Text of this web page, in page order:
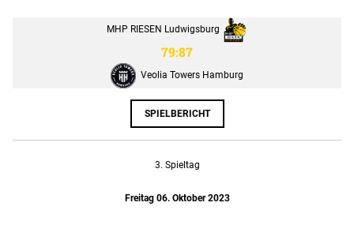
MHP RIESEN Ludwigsburg
79:87
Veolia Towers Hamburg
SPIELBERICHT
3. Spieltag
Freitag 06. Oktober 2023